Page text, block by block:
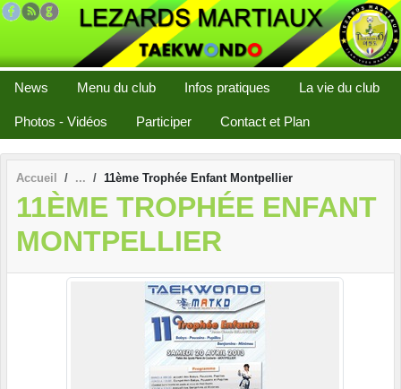
News Menu du club Infos pratiques La vie du club
Photos - Vidéos Participer Contact et Plan
Accueil 11ème Trophée Enfant Montpellier
11ÈME TROPHÉE ENFANT
MONTPELLIER
Panneau de gestion des cookies